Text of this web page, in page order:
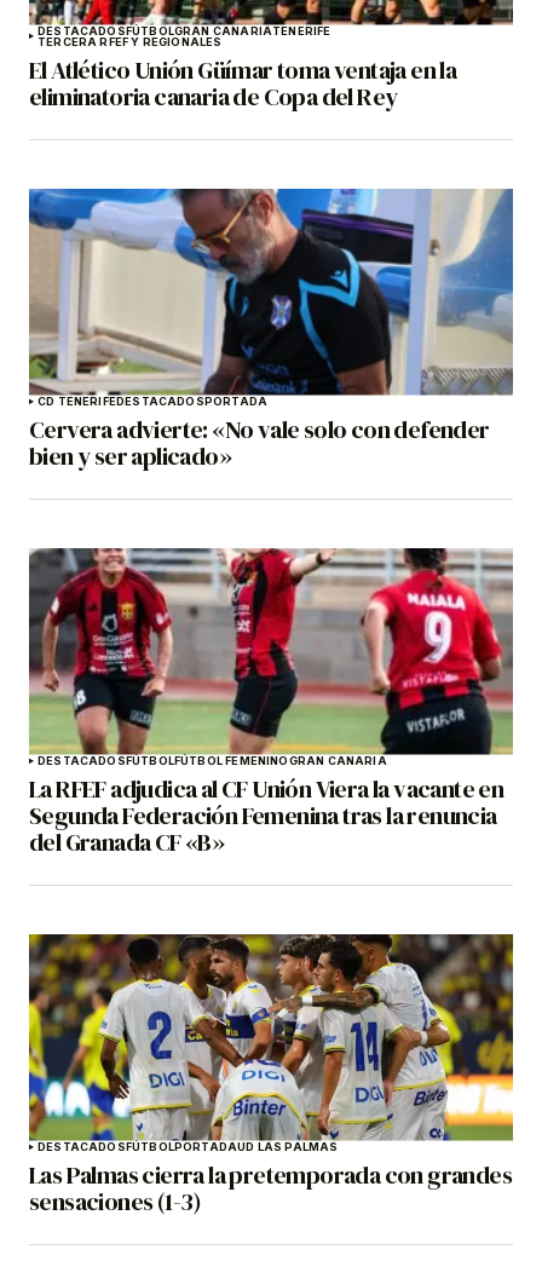
DESTACADOSFÚTBOLGRAN CANARIATENERIFE
TERCERA RFEF Y REGIONALES
El Atlético Unión Güímar toma ventaja en la
eliminatoria canaria de Copa del Rey
CD TENERIFEDESTACADOSPORTADA
Cervera advierte: «No vale solo con defender
bien y ser aplicado»
DESTACADOSFÚTBOLFÚTBOL FEMENINOGRAN CANARIA
La RFEF adjudica al CF Unión Viera la vacante en
Segunda Federación Femenina tras la renuncia
del Granada CF «B»
DESTACADOSFÚTBOLPORTADAUD LAS PALMAS
Las Palmas cierra la pretemporada con grandes
sensaciones (1-3)